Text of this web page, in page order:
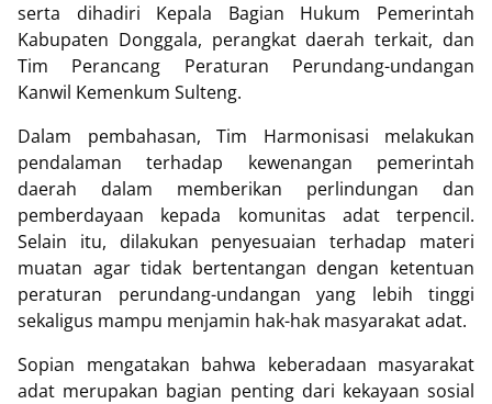
serta dihadiri Kepala Bagian Hukum Pemerintah
Kabupaten Donggala, perangkat daerah terkait, dan
Tim Perancang Peraturan Perundang-undangan
Kanwil Kemenkum Sulteng.
Dalam pembahasan, Tim Harmonisasi melakukan
pendalaman terhadap kewenangan pemerintah
daerah dalam memberikan perlindungan dan
pemberdayaan kepada komunitas adat terpencil.
Selain itu, dilakukan penyesuaian terhadap materi
muatan agar tidak bertentangan dengan ketentuan
peraturan perundang-undangan yang lebih tinggi
sekaligus mampu menjamin hak-hak masyarakat adat.
Sopian mengatakan bahwa keberadaan masyarakat
adat merupakan bagian penting dari kekayaan sosial